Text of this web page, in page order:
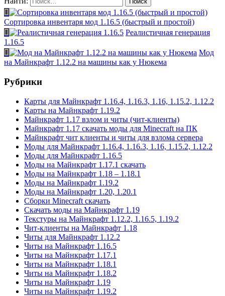
Сортировка инвентаря мод 1.16.5 (быстрый и простой)
Реалистичная генерация
1.16.5
Мод
на Майнкрафт 1.12.2 на машины как у Нюкема
Рубрики
Карты для Майнкрафт 1.16.4, 1.16.3, 1.16, 1.15.2, 1.12.2
Карты на Майнкрафт 1.19.2
Майнкрафт 1.17 взлом и читы (чит-клиенты)
Майнкрафт 1.17 скачать моды для Minecraft на ПК
Майнкрафт чит клиенты и читы для взлома сервера
Моды для Майнкрафт 1.16.4, 1.16.3, 1.16, 1.15.2, 1.12.2
Моды для Майнкрафт 1.16.5
Моды на Майнкрафт 1.17.1 скачать
Моды на Майнкрафт 1.18 – 1.18.1
Моды на Майнкрафт 1.19.2
Моды на Майнкрафт 1.20, 1.20.1
Сборки Minecraft скачать
Скачать моды на Майнкрафт 1.19
Текстуры на Майнкрафт 1.12.2, 1.16.5, 1.19.2
Чит-клиенты на Майнкрафт 1.18
Читы для Майнкрафт 1.12.2
Читы на Майнкрафт 1.16.5
Читы на Майнкрафт 1.17.1
Читы на Майнкрафт 1.18.1
Читы на Майнкрафт 1.18.2
Читы на Майнкрафт 1.19
Читы на Майнкрафт 1.19.2